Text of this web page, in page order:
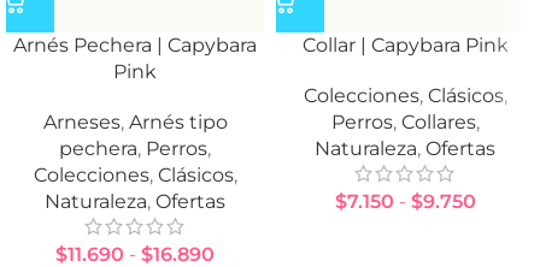
Arnés Pechera | Capybara
Pink
Arneses, Arnés tipo
pechera, Perros,
Colecciones, Clásicos,
Naturaleza, Ofertas
$11.690 - $16.890
Collar | Capybara Pink
Colecciones, Clásicos,
Perros, Collares,
Naturaleza, Ofertas
$7.150 - $9.750